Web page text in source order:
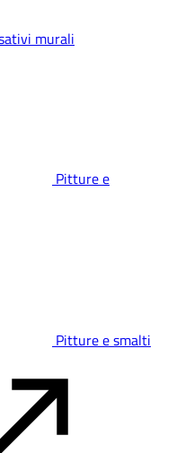
murali
Pitture e
Pitture e smalti